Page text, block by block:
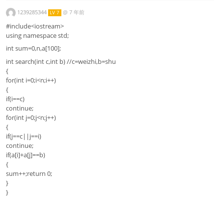
1239285344 LV 7 @ 7 年前
#include<iostream>
using namespace std;
int sum=0,n,a[100];
int search(int c,int b) //c=weizhi,b=shu
{
for(int i=0;i<n;i++)
{
if(i==c)
continue;
for(int j=0;j<n;j++)
{
if(j==c||j==i)
continue;
if(a[i]+a[j]==b)
{
sum++;return 0;
}
}